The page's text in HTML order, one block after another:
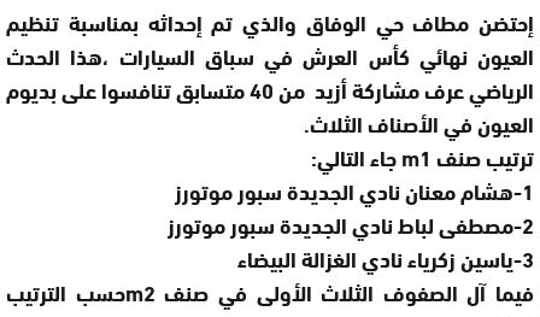
إحتضن مطاف حي الوفاق والذي تم إحداثه بمناسبة تنظيم
العيون نهائي كأس العرش في سباق السيارات ،هذا الحدث
الرياضي عرف مشاركة أزيد من 40 متسابق تنافسوا على بديوم
العيون في الأصناف الثلاث.
ترتيب صنف m1 جاء التالي:
1-هشام معنان نادي الجديدة سبور موتورز
2-مصطفى لباط نادي الجديدة سبور موتورز
3-ياسين زكرياء نادي الغزالة البيضاء
فيما آل الصفوف الثلاث الأولى في صنف m2حسب الترتيب